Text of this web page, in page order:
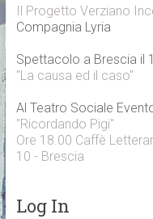
Il Progetto Verziano
Compagnia Lyria
Spettacolo a Brescia il
"La causa ed il caso"
Al Teatro Sociale
"Ricordando Pigi"
Ore 18.00 Caffè
10 - Brescia
Log In